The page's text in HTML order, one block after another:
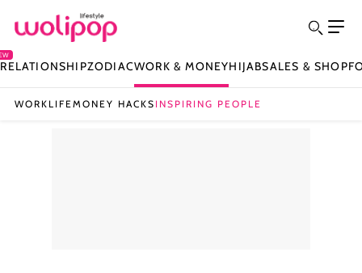
RELATIONSHIPZODIACWORK & MONEYHIJABSALES & SHOP
WORKLIFEMONEY HACKS INSPIRING PEOPLE